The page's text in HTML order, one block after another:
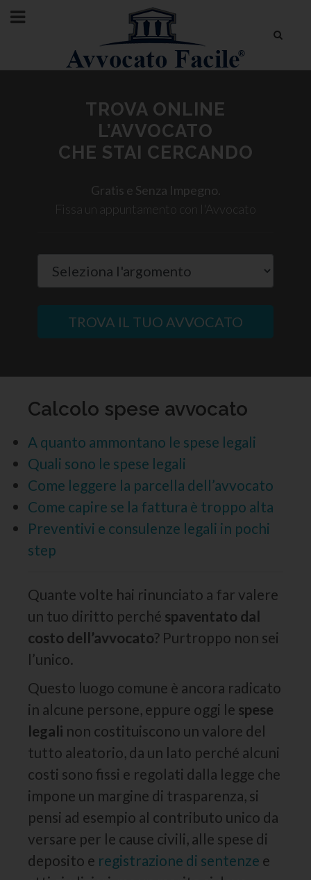
TROVA ONLINE
L’AVVOCATO
CHE STAI CERCANDO
Gratis e Senza Impegno.
Fissa un appuntamento con l'Avvocato
TROVA IL TUO AVVOCATO
Calcolo spese avvocato
A quanto ammontano le spese legali
Quali sono le spese legali
Come leggere la parcella dell’avvocato
Come capire se la fattura è troppo alta
Preventivi e consulenze legali in pochi
step
Quante volte hai rinunciato a far valere
un tuo diritto perché spaventato dal
costo dell’avvocato? Purtroppo non sei
l’unico.
Questo luogo comune è ancora radicato
in alcune persone, eppure oggi le spese
legali non costituiscono un valore del
tutto aleatorio, da un lato perché alcuni
costi sono fissi e regolati dalla legge che
impone un margine di trasparenza, si
pensi ad esempio al contributo unico da
versare per le cause civili, alle spese di
deposito e registrazione di sentenze e